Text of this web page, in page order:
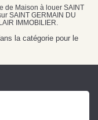
sont les
?
suite
de Maison à louer SAINT
SAINT GERMAIN DU
IMMOBILIER.
la catégorie pour le